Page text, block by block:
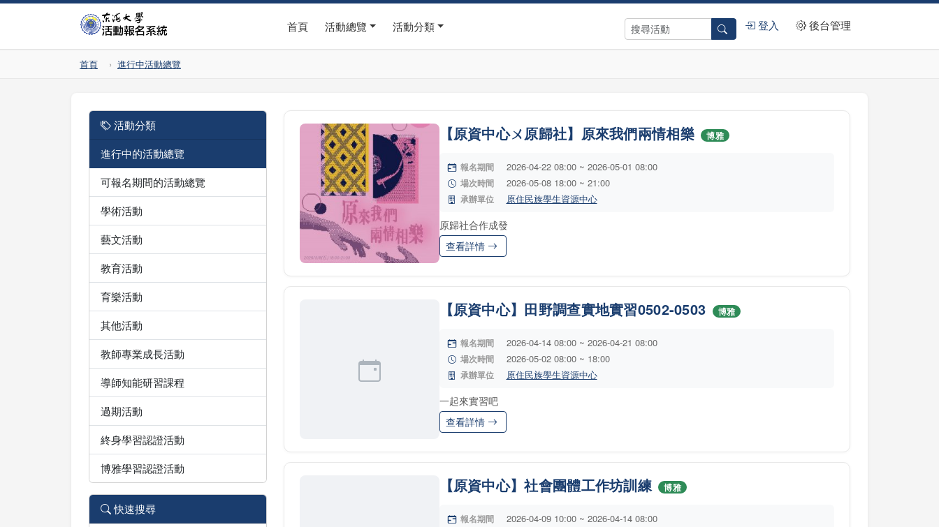
首頁 活動總覽 活動分類 登入 後台管理
首頁 進行中活動總覽
活動分類
進行中的活動總覽
可報名期間的活動總覽
學術活動
藝文活動
教育活動
育樂活動
其他活動
教師專業成長活動
導師知能研習課程
過期活動
終身學習認證活動
博雅學習認證活動
快速搜尋
【原資中心ㄨ原歸社】原來我們兩情相樂 博雅
報名期間 2026-04-22 08:00 ~ 2026-05-01 08:00
場次時間 2026-05-08 18:00 ~ 21:00
承辦單位 原住民族學生資源中心
原歸社合作成發
查看詳情
【原資中心】田野調查實地實習0502-0503 博雅
報名期間 2026-04-14 08:00 ~ 2026-04-21 08:00
場次時間 2026-05-02 08:00 ~ 18:00
承辦單位 原住民族學生資源中心
一起來實習吧
查看詳情
【原資中心】社會團體工作坊訓練 博雅
報名期間 2026-04-09 10:00 ~ 2026-04-14 08:00